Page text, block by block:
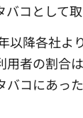
コとして取
以降各社よ
者の割合
バコにあっ